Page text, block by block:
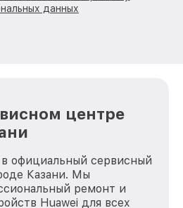
данных
центре
официальный сервисный
Казани. Мы
ремонт и
Huawei для всех